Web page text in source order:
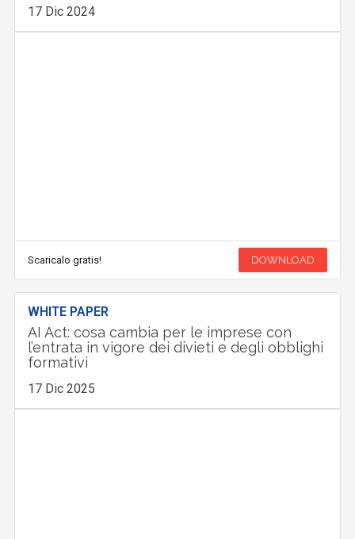
17 Dic 2024
Scaricalo gratis! DOWNLOAD
WHITE PAPER
AI Act: cosa cambia per le imprese con
l’entrata in vigore dei divieti e degli obblighi
formativi
17 Dic 2025